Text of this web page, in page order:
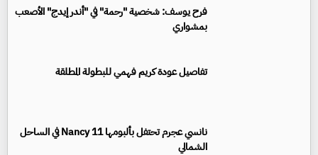
فرح يوسف: شخصية "رحمة" في "أندر إيدج" الأصعب
بمشواري
تفاصيل عودة كريم فهمي للبطولة المطلقة
نانسي عجرم تحتفل بألبومها Nancy 11 في الساحل
الشمالي